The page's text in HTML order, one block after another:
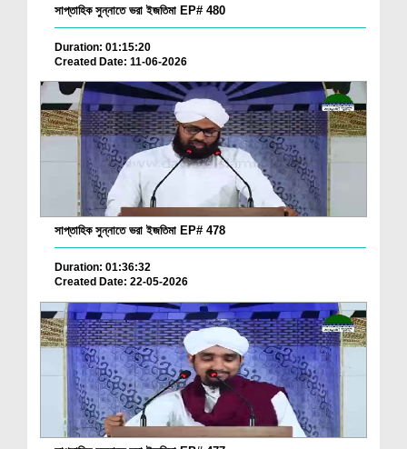
সাপ্তাহিক সুন্নাতে ভরা ইজতিমা EP# 480
Duration: 01:15:20
Created Date: 11-06-2026
সাপ্তাহিক সুন্নাতে ভরা ইজতিমা EP# 478
Duration: 01:36:32
Created Date: 22-05-2026